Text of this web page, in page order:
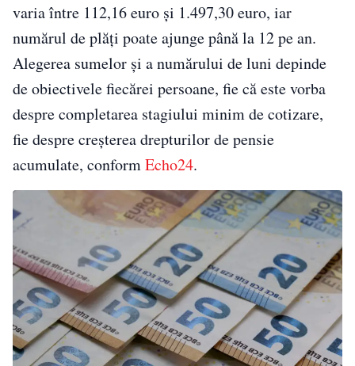
varia între 112,16 euro și 1.497,30 euro, iar
numărul de plăți poate ajunge până la 12 pe an.
Alegerea sumelor și a numărului de luni depinde
de obiectivele fiecărei persoane, fie că este vorba
despre completarea stagiului minim de cotizare,
fie despre creșterea drepturilor de pensie
acumulate, conformEcho24.